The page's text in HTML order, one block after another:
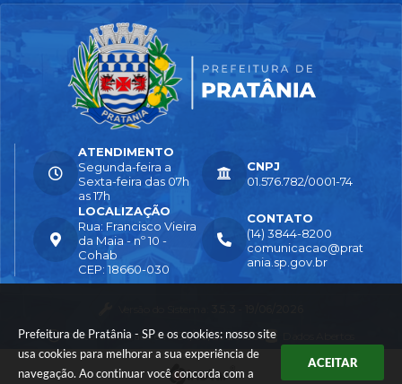
Prefeitura de Pratânia - SP e os cookies: nosso site
usa cookies para melhorar a sua experiência de
navegação. Ao continuar você concorda com a
ACEITAR
LOCALIZAÇÃO
Rua: Francisco Vieira
da Maia - nº 10 -
Cohab
CEP: 18660-030
CONTATO
(14) 3844-8200
comunicacao@prat
ania.sp.gov.br
ATENDIMENTO
Segunda-feira a
Sexta-feira das 07h
as 17h
CNPJ
01.576.782/0001-74
Portal atualizado em:04/08/2026 16:55